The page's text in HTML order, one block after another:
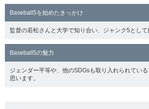
Baseball5を始めたきっかけ
監督の若松さんと大学で知り合い、ジャンク5として
Baseball5の魅力
ジェンダー平等や、他のSDGsも取り入れられてい
思います。